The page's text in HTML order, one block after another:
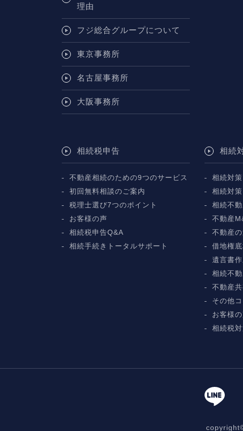
理由
フジ総合グループについて
東京事務所
名古屋事務所
大阪事務所
相続税申告
不動産相続のための9つのサービス
初回無料相談のご案内
税理士選び7つのポイント
お客様の声
相続税申告Q&A
相続手続きトータルサポート
相続
相続対
相続対
相続不
不動産
不動産
借地権
遺言書
相続不
不動産
その他
お客様
相続税